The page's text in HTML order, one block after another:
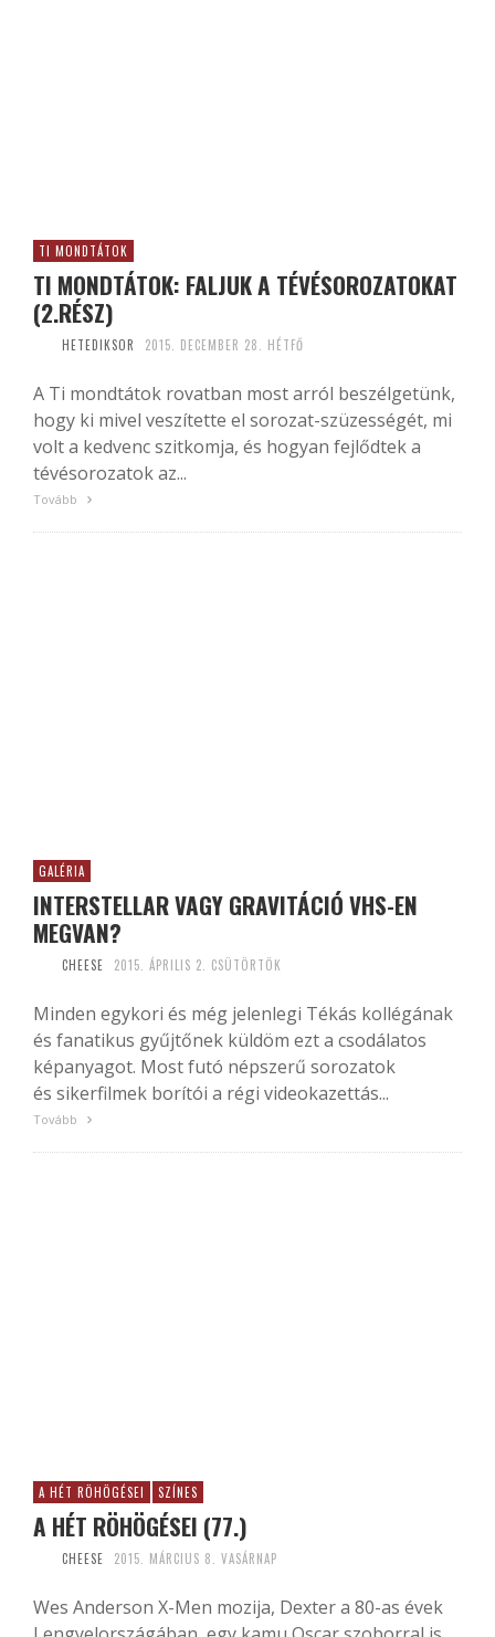
TI MONDTÁTOK
TI MONDTÁTOK: FALJUK A TÉVÉSOROZATOKAT
(2.RÉSZ)
HETEDIKSOR 2015. DECEMBER 28. HÉTFŐ
A Ti mondtátok rovatban most arról beszélgetünk,
hogy ki mivel veszítette el sorozat-szüzességét, mi
volt a kedvenc szitkomja, és hogyan fejlődtek a
tévésorozatok az...
Tovább
GALÉRIA
INTERSTELLAR VAGY GRAVITÁCIÓ VHS-EN
MEGVAN?
CHEESE 2015. ÁPRILIS 2. CSÜTÖRTÖK
Minden egykori és még jelenlegi Tékás kollégának
és fanatikus gyűjtőnek küldöm ezt a csodálatos
képanyagot. Most futó népszerű sorozatok
és sikerfilmek borítói a régi videokazettás...
Tovább
A HÉT RÖHÖGÉSEI SZÍNES
A HÉT RÖHÖGÉSEI (77.)
CHEESE 2015. MÁRCIUS 8. VASÁRNAP
Wes Anderson X-Men mozija, Dexter a 80-as évek